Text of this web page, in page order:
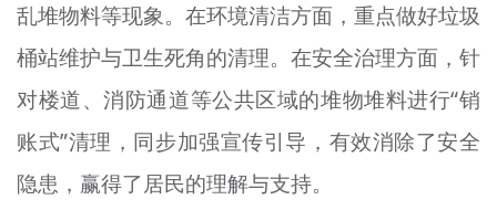
乱堆物料等现象。在环境清洁方面，重点做好垃圾
桶站维护与卫生死角的清理。在安全治理方面，针
对楼道、消防通道等公共区域的堆物堆料进行“销
账式”清理，同步加强宣传引导，有效消除了安全
隐患，赢得了居民的理解与支持。